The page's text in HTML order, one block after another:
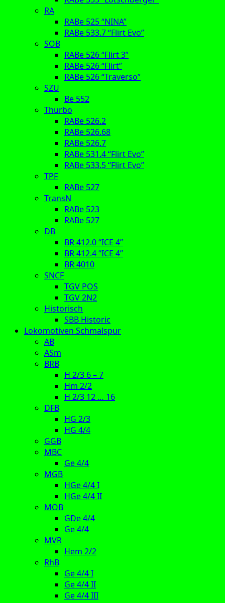
RA
RABe 525 “NINA”
RABe 533.7 “Flirt Evo”
SOB
RABe 526 “Flirt 3”
RABe 526 “Flirt”
RABe 526 “Traverso”
SZU
Be 552
Thurbo
RABe 526.2
RABe 526.68
RABe 526.7
RABe 531.4 “Flirt Evo”
RABe 533.5 “Flirt Evo”
TPF
RABe 527
TransN
RABe 523
RABe 527
DB
BR 412.0 “ICE 4”
BR 412.4 “ICE 4”
BR 4010
SNCF
TGV POS
TGV 2N2
Historisch
SBB Historic
Lokomotiven Schmalspur
AB
ASm
BRB
H 2/3 6 – 7
Hm 2/2
H 2/3 12 … 16
DFB
HG 2/3
HG 4/4
GGB
MBC
Ge 4/4
MGB
HGe 4/4 I
HGe 4/4 II
MOB
GDe 4/4
Ge 4/4
MVR
Hem 2/2
RhB
Ge 4/4 I
Ge 4/4 II
Ge 4/4 III